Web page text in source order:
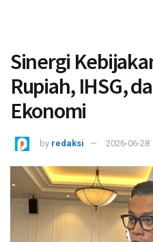
Sinergi
Rupiah, IHSG,
Ekonomi
by redaksi 2026-06-28